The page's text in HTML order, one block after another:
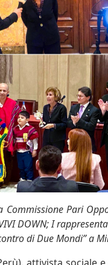
Commissione Pari
DOWN; I
di Due Mondi” a